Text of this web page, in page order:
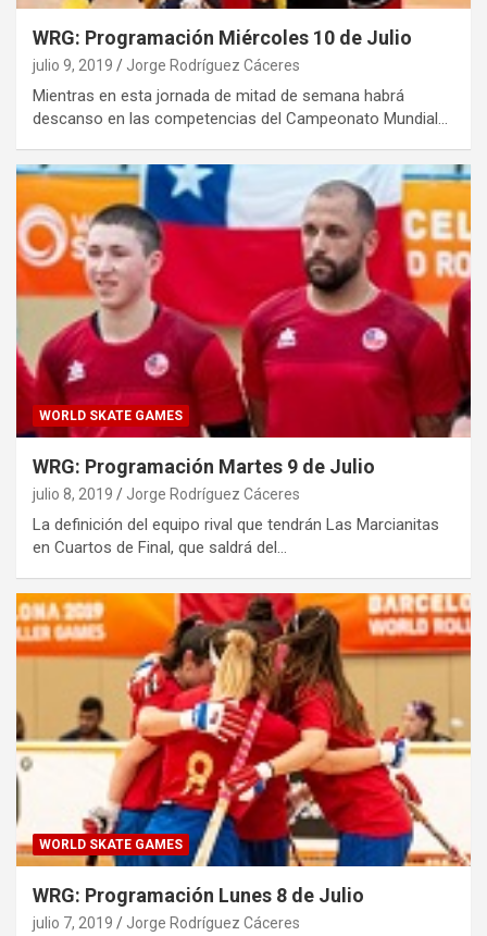
WRG: Programación Miércoles 10 de Julio
julio 9, 2019 Jorge Rodríguez Cáceres
Mientras en esta jornada de mitad de semana habrá
descanso en las competencias del Campeonato Mundial…
WORLD SKATE GAMES
WRG: Programación Martes 9 de Julio
julio 8, 2019 Jorge Rodríguez Cáceres
La definición del equipo rival que tendrán Las Marcianitas
en Cuartos de Final, que saldrá del…
WORLD SKATE GAMES
WRG: Programación Lunes 8 de Julio
julio 7, 2019 Jorge Rodríguez Cáceres